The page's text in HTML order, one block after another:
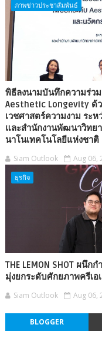
ภาพข่าวประชาสัมพันธ์
พิธีลงนามบันทึกความร่ว
Aesthetic Longevity ด้
เวชศาสตร์ความงาม ระห
และสำนักงานพัฒนาวิทย
นาโนเทคโนโลยีแห่งชาติ
Siam Outlook Aug 06,
ธุรกิจ
THE LEMON SHOT ผนึกก
มุ่งยกระดับศักยภาพครีเอ
Siam Outlook Aug 06,
BLOGGER